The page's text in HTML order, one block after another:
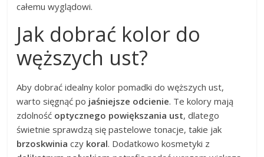
całemu wyglądowi.
Jak dobrać kolor do
węższych ust?
Aby dobrać idealny kolor pomadki do węższych ust,
warto sięgnąć po jaśniejsze odcienie. Te kolory mają
zdolność optycznego powiększania ust, dlatego
świetnie sprawdzą się pastelowe tonacje, takie jak
brzoskwinia czy koral. Dodatkowo kosmetyki z